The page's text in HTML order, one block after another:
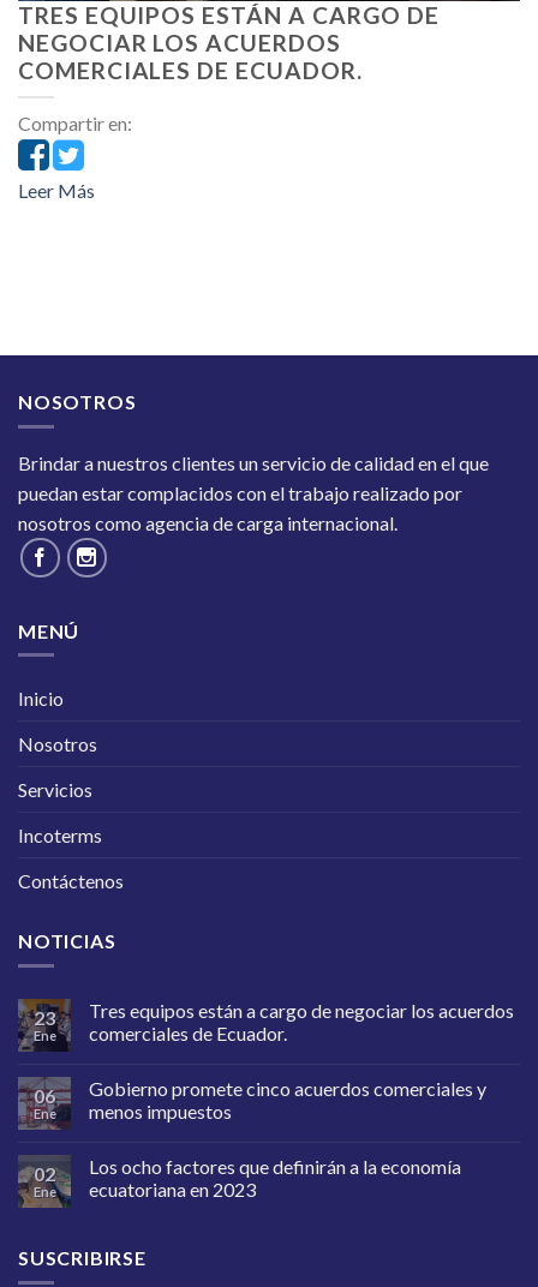
TRES EQUIPOS ESTÁN A CARGO DE
NEGOCIAR LOS ACUERDOS
COMERCIALES DE ECUADOR.
Compartir en:
Leer Más
NOSOTROS
Brindar a nuestros clientes un servicio de calidad en el que
puedan estar complacidos con el trabajo realizado por
nosotros como agencia de carga internacional.
MENÚ
Inicio
Nosotros
Servicios
Incoterms
Contáctenos
NOTICIAS
23
Ene
Tres equipos están a cargo de negociar los acuerdos
comerciales de Ecuador.
06
Ene
Gobierno promete cinco acuerdos comerciales y
menos impuestos
02
Ene
Los ocho factores que definirán a la economía
ecuatoriana en 2023
SUSCRIBIRSE